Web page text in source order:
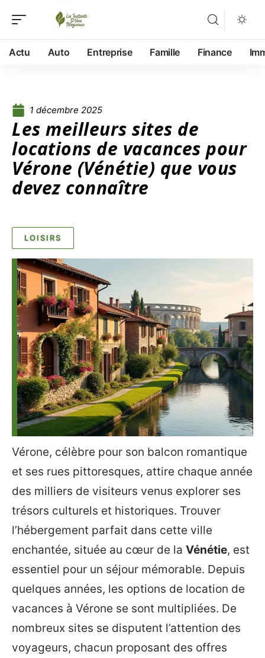
Actu Auto Entreprise Famille Finance
1 décembre 2025
Les meilleurs sites de
locations de vacances pour
Vérone (Vénétie) que vous
devez connaître
LOISIRS
Vérone, célèbre pour son balcon romantique
et ses rues pittoresques, attire chaque année
des milliers de visiteurs venus explorer ses
trésors culturels et historiques. Trouver
l’hébergement parfait dans cette ville
enchantée, située au cœur de la Vénétie, est
essentiel pour un séjour mémorable. Depuis
quelques années, les options de location de
vacances à Vérone se sont multipliées. De
nombreux sites se disputent l’attention des
voyageurs, chacun proposant des offres